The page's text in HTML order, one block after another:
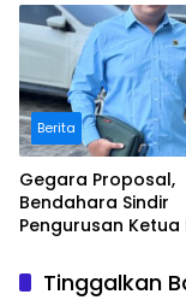
Bermasalah
Berita
Gegara Proposal,
Bendahara Sindir
Pengurusan Ketua
Tinggalkan